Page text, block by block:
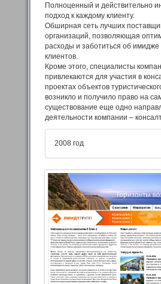
Полноценный и действительно
подход к каждому клиенту.
Обширная сеть лучших
организаций, позволяющая
расходы и заботиться об
клиентов.
Кроме этого, специалисты
привлекаются для участия в
проектах объектов
возникло и получило право на
существование еще одно
деятельности компании –
2008 год